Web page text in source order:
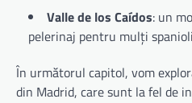
Valle de los Caídos: un
pelerinaj pentru mulți spanioli
În următorul capitol, vom
din Madrid, care sunt la fel de